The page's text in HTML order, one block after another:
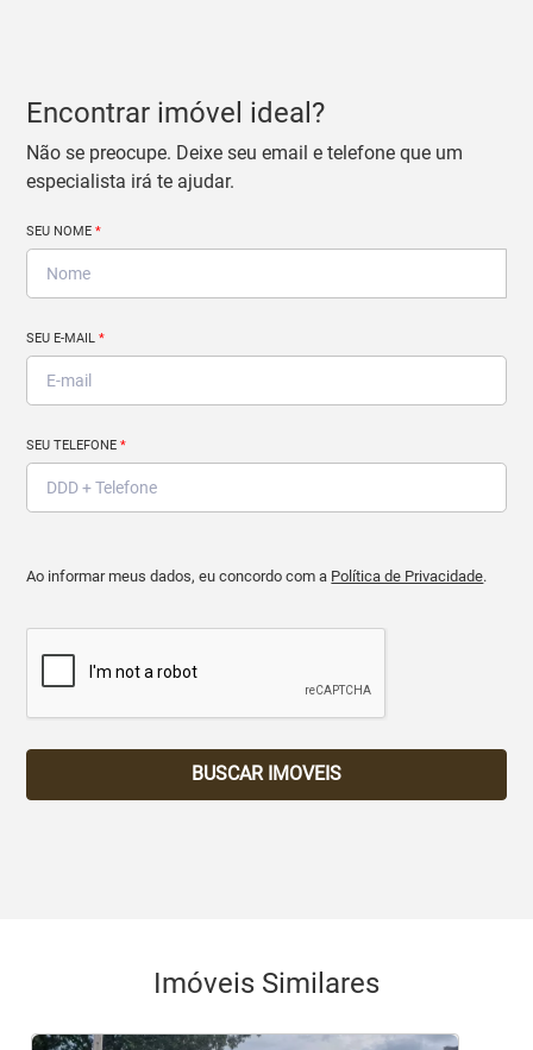
Encontrar imóvel ideal?
Não se preocupe. Deixe seu email e telefone que um
especialista irá te ajudar.
SEU NOME*
SEU E-MAIL*
SEU TELEFONE*
Ao informar meus dados, eu concordo com a Política de Privacidade.
BUSCAR IMOVEIS
Imóveis Similares